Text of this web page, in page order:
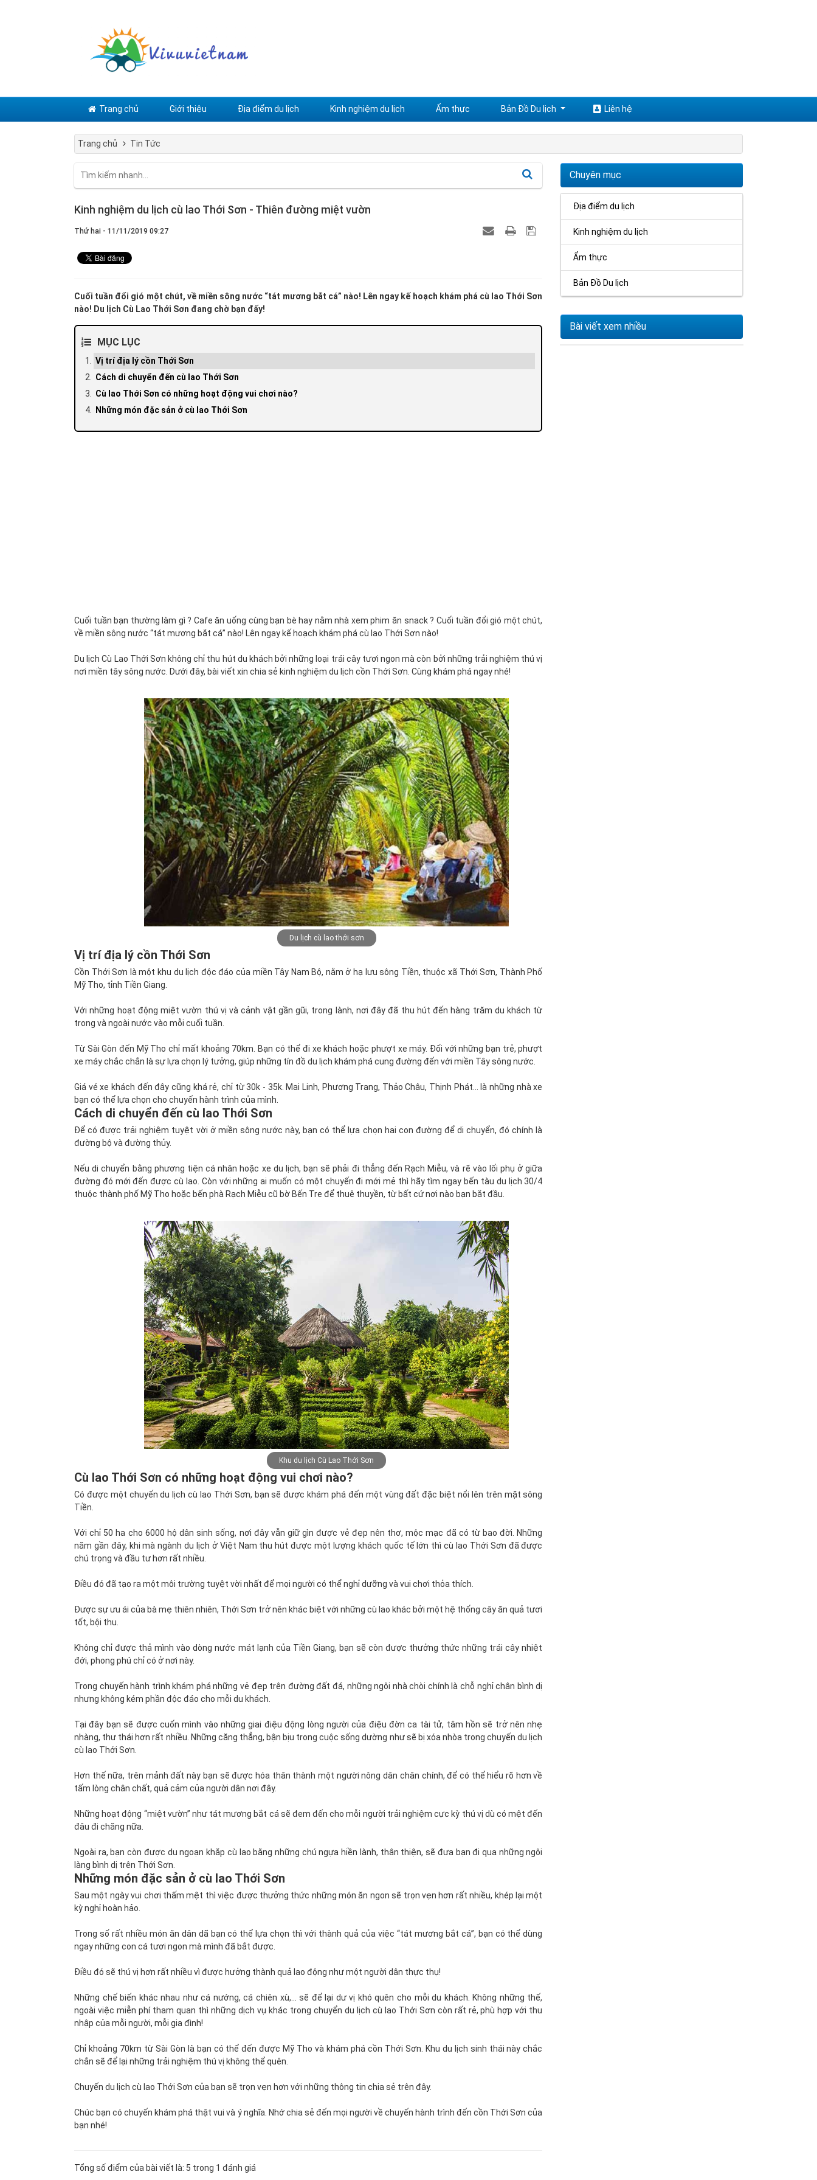
Trang chủ Giới thiệu Địa điểm du lịch Kinh nghiệm du lịch Ẩm thực Bản Đồ Du lịch Liên hệ
Trang chủ Tin Tức
Kinh nghiệm du lịch cù lao Thới Sơn - Thiên đường miệt vườn
Thứ hai - 11/11/2019 09:27
Cuối tuần đổi gió một chút, về miền sông nước “tát mương bắt cá” nào! Lên ngay kế hoạch khám phá cù lao Thới Sơn
nào! Du lịch Cù Lao Thới Sơn đang chờ bạn đấy!
MỤC LỤC
Vị trí địa lý cồn Thới Sơn
Cách di chuyển đến cù lao Thới Sơn
Cù lao Thới Sơn có những hoạt động vui chơi nào?
Những món đặc sản ở cù lao Thới Sơn
Cuối tuần bạn thường làm gì ? Cafe ăn uống cùng bạn bè hay nằm nhà xem phim ăn snack ? Cuối tuần đổi gió một chút,
về miền sông nước “tát mương bắt cá” nào! Lên ngay kế hoạch khám phá cù lao Thới Sơn nào!
Du lịch Cù Lao Thới Sơn không chỉ thu hút du khách bởi những loại trái cây tươi ngon mà còn bởi những trải nghiệm thú vị
nơi miền tây sông nước. Dưới đây, bài viết xin chia sẻ kinh nghiệm du lịch cồn Thới Sơn. Cùng khám phá ngay nhé!
Du lịch cù lao thới sơn
Vị trí địa lý cồn Thới Sơn
Cồn Thới Sơn là một khu du lịch độc đáo của miền Tây Nam Bộ, nằm ở hạ lưu sông Tiền, thuộc xã Thới Sơn, Thành Phố
Mỹ Tho, tỉnh Tiền Giang.
Với những hoạt động miệt vườn thú vị và cảnh vật gần gũi, trong lành, nơi đây đã thu hút đến hàng trăm du khách từ
trong và ngoài nước vào mỗi cuối tuần.
Từ Sài Gòn đến Mỹ Tho chỉ mất khoảng 70km. Bạn có thể đi xe khách hoặc phượt xe máy. Đối với những bạn trẻ, phượt
xe máy chắc chắn là sự lựa chọn lý tưởng, giúp những tín đồ du lịch khám phá cung đường đến với miền Tây sông nước.
Giá vé xe khách đến đây cũng khá rẻ, chỉ từ 30k - 35k. Mai Linh, Phương Trang, Thảo Châu, Thịnh Phát… là những nhà xe
bạn có thể lựa chọn cho chuyến hành trình của mình.
Cách di chuyển đến cù lao Thới Sơn
Để có được trải nghiệm tuyệt vời ở miền sông nước này, bạn có thể lựa chọn hai con đường để di chuyển, đó chính là
đường bộ và đường thủy.
Nếu di chuyển bằng phương tiện cá nhân hoặc xe du lịch, bạn sẽ phải đi thẳng đến Rạch Miễu, và rẽ vào lối phụ ở giữa
đường đó mới đến được cù lao. Còn với những ai muốn có một chuyến đi mới mẻ thì hãy tìm ngay bến tàu du lịch 30/4
thuộc thành phố Mỹ Tho hoặc bến phà Rạch Miễu cũ bờ Bến Tre để thuê thuyền, từ bất cứ nơi nào bạn bắt đầu.
Khu du lịch Cù Lao Thới Sơn
Cù lao Thới Sơn có những hoạt động vui chơi nào?
Có được một chuyến du lịch cù lao Thới Sơn, bạn sẽ được khám phá đến một vùng đất đặc biệt nổi lên trên mặt sông
Tiền.
Với chỉ 50 ha cho 6000 hộ dân sinh sống, nơi đây vẫn giữ gìn được vẻ đẹp nên thơ, mộc mạc đã có từ bao đời. Những
năm gần đây, khi mà ngành du lịch ở Việt Nam thu hút được một lượng khách quốc tế lớn thì cù lao Thới Sơn đã được
chú trọng và đầu tư hơn rất nhiều.
Điều đó đã tạo ra một môi trường tuyệt vời nhất để mọi người có thể nghỉ dưỡng và vui chơi thỏa thích.
Được sự ưu ái của bà mẹ thiên nhiên, Thới Sơn trở nên khác biệt với những cù lao khác bởi một hệ thống cây ăn quả tươi
tốt, bội thu.
Không chỉ được thả mình vào dòng nước mát lạnh của Tiền Giang, bạn sẽ còn được thưởng thức những trái cây nhiệt
đới, phong phú chỉ có ở nơi này.
Trong chuyến hành trình khám phá những vẻ đẹp trên đường đất đá, những ngôi nhà chòi chính là chỗ nghỉ chân bình dị
nhưng không kém phần độc đáo cho mỗi du khách.
Tại đây bạn sẽ được cuốn mình vào những giai điệu động lòng người của điệu đờn ca tài tử, tâm hồn sẽ trở nên nhẹ
nhàng, thư thái hơn rất nhiều. Những căng thẳng, bận bịu trong cuộc sống dường như sẽ bị xóa nhòa trong chuyến du lịch
cù lao Thới Sơn.
Hơn thế nữa, trên mảnh đất này bạn sẽ được hóa thân thành một người nông dân chân chính, để có thể hiểu rõ hơn về
tấm lòng chân chất, quả cảm của người dân nơi đây.
Những hoạt động “miệt vườn” như tát mương bắt cá sẽ đem đến cho mỗi người trải nghiệm cực kỳ thú vị dù có mệt đến
đâu đi chăng nữa.
Ngoài ra, bạn còn được du ngoạn khắp cù lao bằng những chú ngựa hiền lành, thân thiện, sẽ đưa bạn đi qua những ngôi
làng bình dị trên Thới Sơn.
Những món đặc sản ở cù lao Thới Sơn
Sau một ngày vui chơi thấm mệt thì việc được thưởng thức những món ăn ngon sẽ trọn vẹn hơn rất nhiều, khép lại một
kỳ nghỉ hoàn hảo.
Trong số rất nhiều món ăn dân dã bạn có thể lựa chọn thì với thành quả của việc “tát mương bắt cá”, bạn có thể dùng
ngay những con cá tươi ngon mà mình đã bắt được.
Điều đó sẽ thú vị hơn rất nhiều vì được hưởng thành quả lao động như một người dân thực thụ!
Những chế biến khác nhau như cá nướng, cá chiên xù,... sẽ để lại dư vị khó quên cho mỗi du khách. Không những thế,
ngoài việc miễn phí tham quan thì những dịch vụ khác trong chuyển du lịch cù lao Thới Sơn còn rất rẻ, phù hợp với thu
nhập của mỗi người, mỗi gia đình!
Chỉ khoảng 70km từ Sài Gòn là bạn có thể đến được Mỹ Tho và khám phá cồn Thới Sơn. Khu du lịch sinh thái này chắc
chắn sẽ để lại những trải nghiệm thú vị không thể quên.
Chuyến du lịch cù lao Thới Sơn của bạn sẽ trọn vẹn hơn với những thông tin chia sẻ trên đây.
Chúc bạn có chuyến khám phá thật vui và ý nghĩa. Nhớ chia sẻ đến mọi người về chuyến hành trình đến cồn Thới Sơn của
bạn nhé!
Tổng số điểm của bài viết là: 5 trong 1 đánh giá
Chuyên mục
Địa điểm du lịch
Kinh nghiệm du lịch
Ẩm thực
Bản Đồ Du lịch
Bài viết xem nhiều